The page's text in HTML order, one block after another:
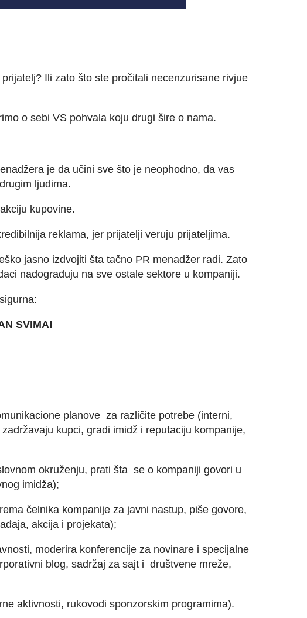
Ili zato što ste pročitali necenzurisane rivjue
o sebi VS pohvala koju drugi šire o nama.
je da učini sve što je neophodno, da vas
ljudima.
kupovine.
reklama, jer prijatelji veruju prijateljima.
jasno izdvojiti šta tačno PR menadžer radi. Zato
nadograđuju na sve ostale sektore u kompaniji.
SVIMA!
planove za različite potrebe (interni,
kupci, gradi imidž i reputaciju kompanije,
okruženju, prati šta se o kompaniji govori u
imidža);
čelnika kompanije za javni nastup, piše govore,
akcija i projekata);
moderira konferencije za novinare i specijalne
blog, sadržaj za sajt i društvene mreže,
aktivnosti, rukovodi sponzorskim programima).